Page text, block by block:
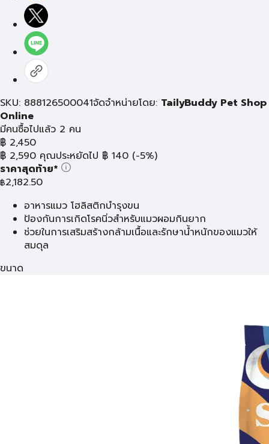
SKU: 888126500041จัดจำหน่ายโดย: TailyBuddy Pet Shop
Online
มีคนซื้อไปแล้ว 2 คน
฿ 2,450
฿ 2,590 คุณประหยัดไป ฿ 140 (-5%)
ราคาสุดท้าย*
฿2,182.50
อาหารแมว โฮลิสติกบำรุงขน
ป้องกันการเกิดโรคนิ่วสำหรับแมวผอมกินยาก
ช่วยในการเสริมสร้างกล้ามเนื้อและรักษาน้ำหนักของแมวให้
สมดุล
ขนาด